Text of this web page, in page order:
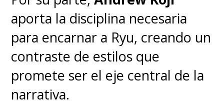
aporta la disciplina necesaria
para encarnar a Ryu, creando un
contraste de estilos que
promete ser el eje central de la
narrativa.